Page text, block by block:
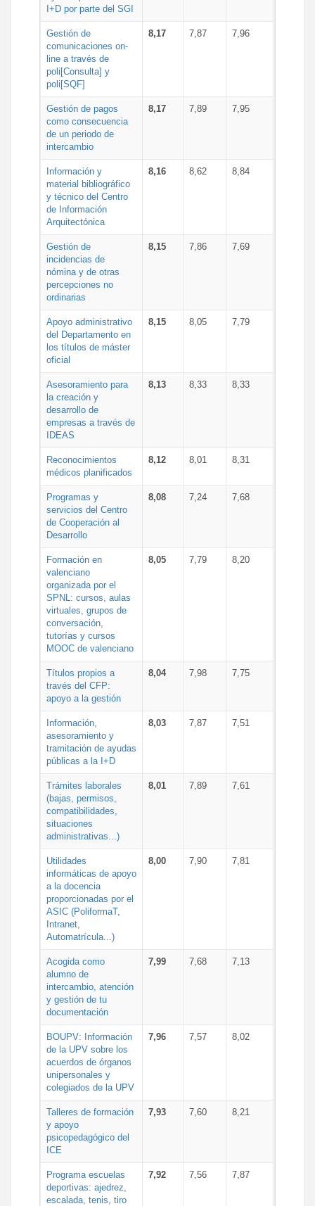
I+D por parte del SGI
Gestión de
comunicaciones on-
line a través de
poli[Consulta] y
poli[SQF]
8,17 7,87 7,96
Gestión de pagos
como consecuencia
de un periodo de
intercambio
8,17 7,89 7,95
Información y
material bibliográfico
y técnico del Centro
de Información
Arquitectónica
8,16 8,62 8,84
Gestión de
incidencias de
nómina y de otras
percepciones no
ordinarias
8,15 7,86 7,69
Apoyo administrativo
del Departamento en
los títulos de máster
oficial
8,15 8,05 7,79
Asesoramiento para
la creación y
desarrollo de
empresas a través de
IDEAS
8,13 8,33 8,33
Reconocimientos
médicos planificados
8,12 8,01 8,31
Programas y
servicios del Centro
de Cooperación al
Desarrollo
8,08 7,24 7,68
Formación en
valenciano
organizada por el
SPNL: cursos, aulas
virtuales, grupos de
conversación,
tutorías y cursos
MOOC de valenciano
8,05 7,79 8,20
Títulos propios a
través del CFP:
apoyo a la gestión
8,04 7,98 7,75
Información,
asesoramiento y
tramitación de ayudas
públicas a la I+D
8,03 7,87 7,51
Trámites laborales
(bajas, permisos,
compatibilidades,
situaciones
administrativas...)
8,01 7,89 7,61
Utilidades
informáticas de apoyo
a la docencia
proporcionadas por el
ASIC (PoliformaT,
Intranet,
Automatrícula...)
8,00 7,90 7,81
Acogida como
alumno de
intercambio, atención
y gestión de tu
documentación
7,99 7,68 7,13
BOUPV: Información
de la UPV sobre los
acuerdos de órganos
unipersonales y
colegiados de la UPV
7,96 7,57 8,02
Talleres de formación
y apoyo
psicopedagógico del
ICE
7,93 7,60 8,21
Programa escuelas
deportivas: ajedrez,
escalada, tenis, tiro
7,92 7,56 7,87